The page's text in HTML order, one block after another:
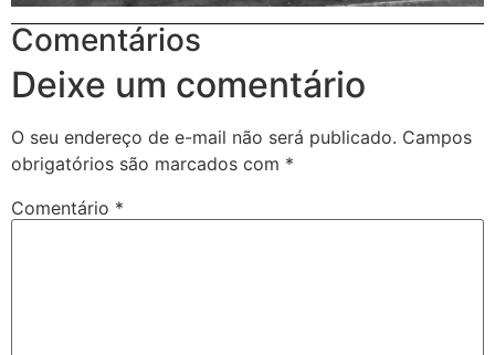
Comentários
Deixe um comentário
O seu endereço de e-mail não será publicado. Campos
obrigatórios são marcados com *
Comentário *